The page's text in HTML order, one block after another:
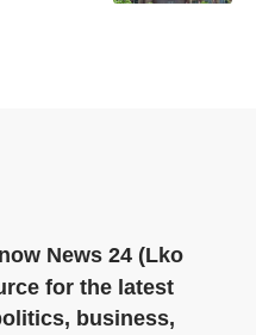
News 24 (Lko
for the latest
business,